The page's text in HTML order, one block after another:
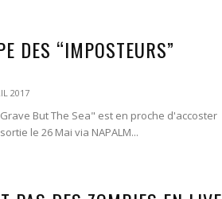
DES “IMPOSTEURS”
2017
But The Sea" est en proche d'accoster
le 26 Mai via NAPALM...